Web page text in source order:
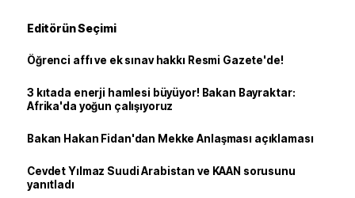
Editörün Seçimi
Öğrenci affı ve ek sınav hakkı Resmi Gazete'de!
3 kıtada enerji hamlesi büyüyor! Bakan Bayraktar:
Afrika'da yoğun çalışıyoruz
Bakan Hakan Fidan'dan Mekke Anlaşması açıklaması
Cevdet Yılmaz Suudi Arabistan ve KAAN sorusunu
yanıtladı